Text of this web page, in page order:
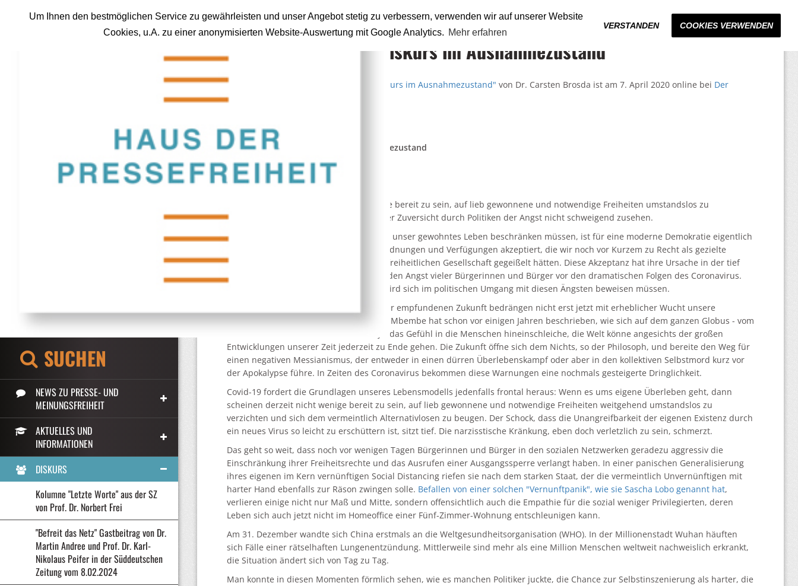
Um Ihnen den bestmöglichen Service zu gewährleisten und unser Angebot stetig zu verbessern, verwenden wir auf unserer Website
Cookies, u.A. zu einer anonymisierten Website-Auswertung mit Google Analytics. Mehr erfahren
VERSTANDEN COOKIES VERWENDEN
SUCHEN
NEWS ZU PRESSE- UND
MEINUNGSFREIHEIT
AKTUELLES UND
INFORMATIONEN
DISKURS
Kolumne "Letzte Worte" aus der SZ
von Prof. Dr. Norbert Frei
"Befreit das Netz" Gastbeitrag von Dr.
Martin Andree und Prof. Dr. Karl-
Nikolaus Peifer in der Süddeutschen
Zeitung vom 8.02.2024
Der demokratische Diskurs im Ausnahmezustand
Der Gastbeitrag "Der demokratische Diskurs im Ausnahmezustand" von Dr. Carsten Brosda ist am 7. April 2020 online bei Der
Spiegel
Der demokratische Diskurs im Ausnahmezustand
Ein Gastbeitrag von Carsten Brosda
In der Coronakrise scheinen nicht wenige bereit zu sein, auf lieb gewonnene und notwendige Freiheiten umstandslos zu
verzichten. Wir dürfen der Zerstörung der Zuversicht durch Politiken der Angst nicht schweigend zusehen.
Das Ausmaß, in dem wir in diesen Tagen unser gewohntes Leben beschränken müssen, ist für eine moderne Demokratie eigentlich
unvorstellbar. Doch derzeit werden Anordnungen und Verfügungen akzeptiert, die wir noch vor Kurzem zu Recht als gezielte
Anschläge auf die Grundfesten unserer freiheitlichen Gesellschaft gegeißelt hätten. Diese Akzeptanz hat ihre Ursache in der tief
greifenden und alles andere überlagernden Angst vieler Bürgerinnen und Bürger vor den dramatischen Folgen des Coronavirus.
Die Aufgeklärtheit unserer Demokratie wird sich im politischen Umgang mit diesen Ängsten beweisen müssen.
Sorgen vor einer zunehmend als unsicher empfundenen Zukunft bedrängen nicht erst jetzt mit erheblicher Wucht unsere
demokratischen Öffentlichkeiten. Achille Mbembe hat schon vor einigen Jahren beschrieben, wie sich auf dem ganzen Globus - vom
Armenviertel bis hin zum Silicon Valley - das Gefühl in die Menschen hineinschleiche, die Welt könne angesichts der großen
Entwicklungen unserer Zeit jederzeit zu Ende gehen. Die Zukunft öffne sich dem Nichts, so der Philosoph, und bereite den Weg für
einen negativen Messianismus, der entweder in einen dürren Überlebenskampf oder aber in den kollektiven Selbstmord kurz vor
der Apokalypse führe. In Zeiten des Coronavirus bekommen diese Warnungen eine nochmals gesteigerte Dringlichkeit.
Covid-19 fordert die Grundlagen unseres Lebensmodells jedenfalls frontal heraus: Wenn es ums eigene Überleben geht, dann
scheinen derzeit nicht wenige bereit zu sein, auf lieb gewonnene und notwendige Freiheiten weitgehend umstandslos zu
verzichten und sich dem vermeintlich Alternativlosen zu beugen. Der Schock, dass die Unangreifbarkeit der eigenen Existenz durch
ein neues Virus so leicht zu erschüttern ist, sitzt tief. Die narzisstische Kränkung, eben doch verletzlich zu sein, schmerzt.
Das geht so weit, dass noch vor wenigen Tagen Bürgerinnen und Bürger in den sozialen Netzwerken geradezu aggressiv die
Einschränkung ihrer Freiheitsrechte und das Ausrufen einer Ausgangssperre verlangt haben. In einer panischen Generalisierung
ihres eigenen im Kern vernünftigen Social Distancing riefen sie nach dem starken Staat, der die vermeintlich Unvernünftigen mit
harter Hand ebenfalls zur Räson zwingen solle. Befallen von einer solchen "Vernunftpanik", wie sie Sascha Lobo genannt hat,
verlieren einige nicht nur Maß und Mitte, sondern offensichtlich auch die Empathie für die sozial weniger Privilegierten, deren
Leben sich auch jetzt nicht im Homeoffice einer Fünf-Zimmer-Wohnung entschleunigen kann.
Am 31. Dezember wandte sich China erstmals an die Weltgesundheitsorganisation (WHO). In der Millionenstadt Wuhan häuften
sich Fälle einer rätselhaften Lungenentzündung. Mittlerweile sind mehr als eine Million Menschen weltweit nachweislich erkrankt,
die Situation ändert sich von Tag zu Tag.
Man konnte in diesen Momenten förmlich sehen, wie es manchen Politiker juckte, die Chance zur Selbstinszenierung als harter, die